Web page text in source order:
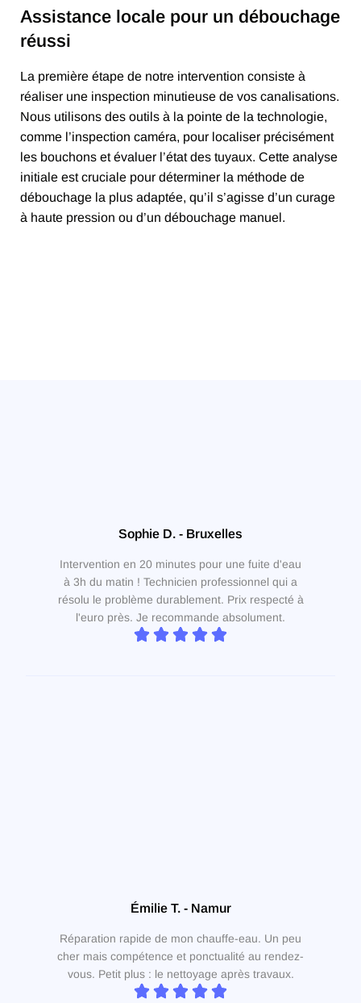
Assistance locale pour un débouchage
réussi
La première étape de notre intervention consiste à
réaliser une inspection minutieuse de vos canalisations.
Nous utilisons des outils à la pointe de la technologie,
comme l’inspection caméra, pour localiser précisément
les bouchons et évaluer l’état des tuyaux. Cette analyse
initiale est cruciale pour déterminer la méthode de
débouchage la plus adaptée, qu’il s’agisse d’un curage
à haute pression ou d’un débouchage manuel.
Sophie D. - Bruxelles
Intervention en 20 minutes pour une fuite d'eau
à 3h du matin ! Technicien professionnel qui a
résolu le problème durablement. Prix respecté à
l'euro près. Je recommande absolument.
Émilie T. - Namur
Réparation rapide de mon chauffe-eau. Un peu
cher mais compétence et ponctualité au rendez-
vous. Petit plus : le nettoyage après travaux.